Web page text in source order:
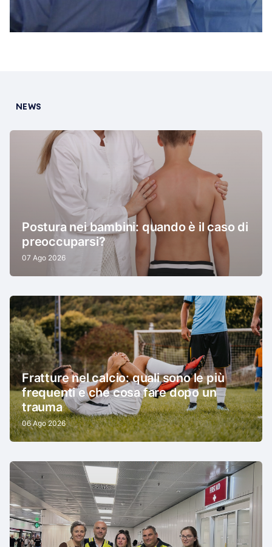
NEWS
Postura nei bambini: quando è il caso di
preoccuparsi?
07 Ago 2026
Fratture nel calcio: quali sono le più
frequenti e che cosa fare dopo un
trauma
06 Ago 2026